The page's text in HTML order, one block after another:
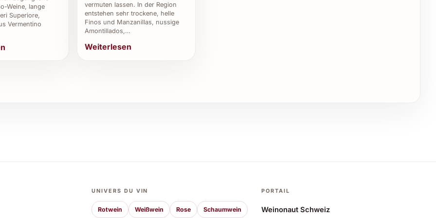
Nuancen.
nachhaltiger Prinzipien, und es werden keine
verleiht ihnen eine aussergewöhnliche
Weine, lange
Superiore,
Vermentino
vermuten lassen. In der Region
entstehen sehr trockene, helle
Finos und Manzanillas, nussige
Amontillados,…
Weiterlesen
UNIVERS DU VIN
Rotwein Weißwein Rose Schaumwein
PORTAIL
Weinonaut Schweiz